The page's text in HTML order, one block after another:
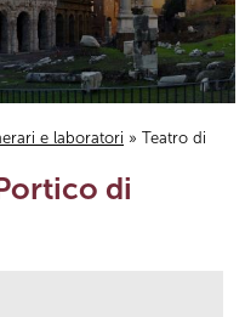
e laboratori » Teatro di
di